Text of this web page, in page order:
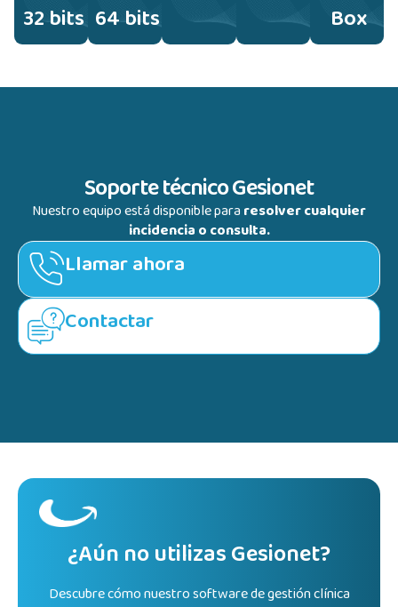
32 bits 64 bits
Box
Soporte técnico Gesionet
Nuestro equipo está disponible para resolver cualquier
incidencia o consulta.
Llamar ahora
Contactar
¿Aún no utilizas Gesionet?
Descubre cómo nuestro software de gestión clínica